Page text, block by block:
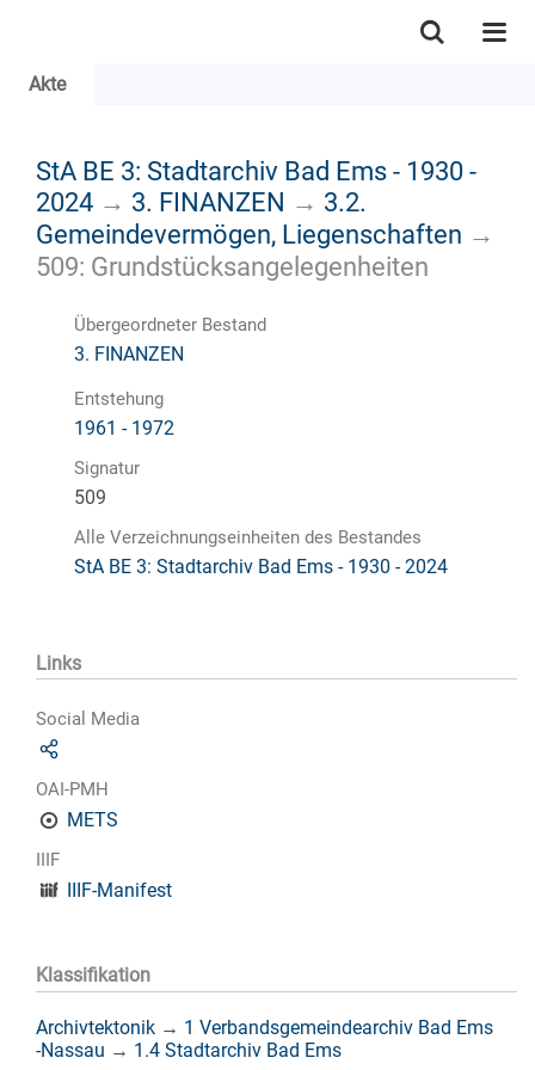
Akte
StA BE 3: Stadtarchiv Bad Ems - 1930 -
2024 → 3. FINANZEN → 3.2.
Gemeindevermögen, Liegenschaften →
509: Grundstücksangelegenheiten
Übergeordneter Bestand
3. FINANZEN
Entstehung
1961 - 1972
Signatur
509
Alle Verzeichnungseinheiten des Bestandes
StA BE 3: Stadtarchiv Bad Ems - 1930 - 2024
Links
Social Media
OAI-PMH
METS
IIIF
IIIF-Manifest
Klassifikation
Archivtektonik → 1 Verbandsgemeindearchiv Bad Ems
-Nassau → 1.4 Stadtarchiv Bad Ems